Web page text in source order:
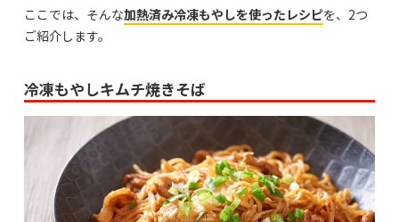
ここでは、そんな加熱済み冷凍もやしを使ったレシピを、2つ
ご紹介します。
冷凍もやしキムチ焼きそば